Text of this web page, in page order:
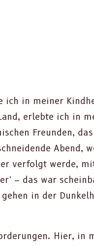
ich in mein­er
erlebte ich in
Fre­un­den,
Abend,
ver­fol­gt werde,
– das war
gehen in der
Hier, in